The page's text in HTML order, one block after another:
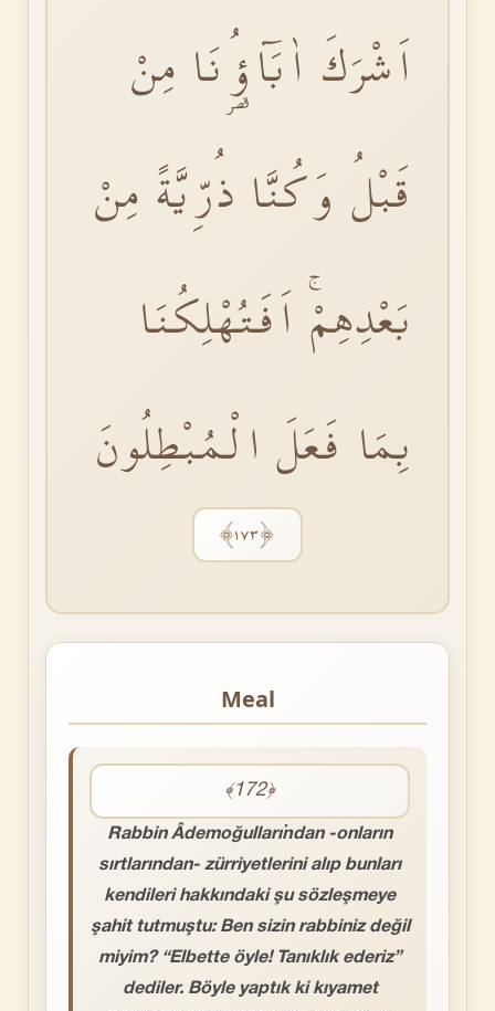
اَشْرَكَ اٰبَٓاؤُ۬نَا مِنْ
قَبْلُ وَكُنَّا ذُرِّيَّةً مِنْ
بَعْدِهِمْۚ اَفَتُهْلِكُنَا
بِمَا فَعَلَ الْمُبْطِلُونَ
﴿١٧٣﴾
Meal
﴾172﴿
Rabbin Âdemoğulları’ndan -onların
sırtlarından- zürriyetlerini alıp bunları
kendileri hakkındaki şu sözleşmeye
şahit tutmuştu: Ben sizin rabbiniz değil
miyim? “Elbette öyle! Tanıklık ederiz”
dediler. Böyle yaptık ki kıyamet